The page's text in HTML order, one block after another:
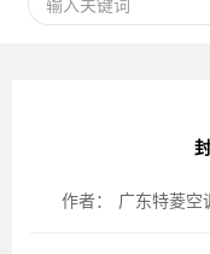
作者： 广东特菱空